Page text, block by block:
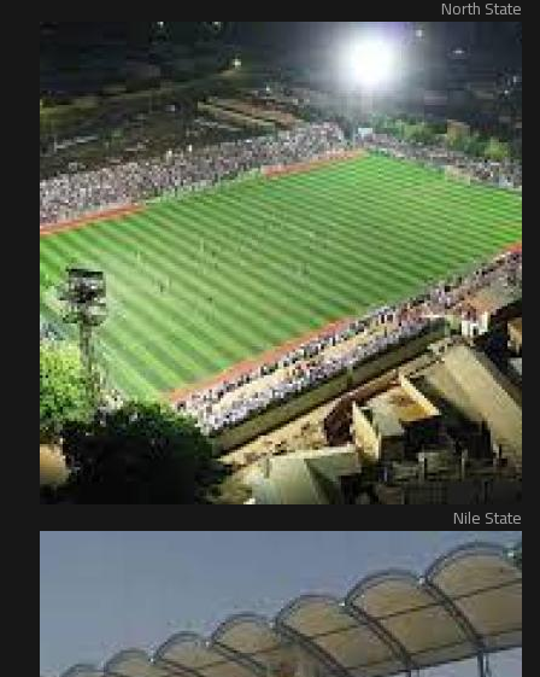
North State
Nile State